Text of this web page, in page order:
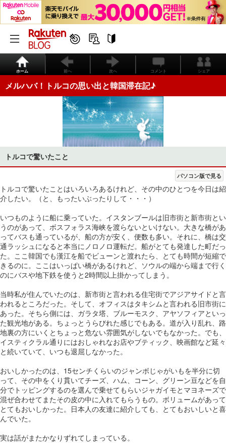
ホーム 前へ 次へ コメント シェア
メルハバ！トルコの思い出と韓国滞在記♪
トルコで驚いたこと
パソコン版で見る
トルコで驚いたことはいろいろあるけれど、その中のひとつを今日は紹
介したい。（と、もったいぶったりして・・・）
いつものように船に乗っていた。イスタンブールは旧市街と新市街とい
うのがあって、ボスフォラス海峡を渡らないといけない。大きな橋があ
ってバスも通っているが、船の方が安く、便数も多い。それに、橋は交
通ラッシュになると本当にノロノロ運転だ。船がとても発達した町だっ
た。ここ韓国でも漢江を船でビューンと渡れたら、とても時間が短縮で
きるのに。ここはいっぱい橋があるけれど、ソウルの端から端まで行く
のにバスや地下鉄を使うと2時間以上掛かってしまう。
当時私が住んでいたのは、新市街と言われる住宅街でアジアサイドと言
われるところだった。そして、オフィスはタキシムと言われる旧市街に
あった。そちら側には、ガラタ塔、ブルーモスク、アヤソフィアといっ
た観光地がある。ちょっとうらびれた感じでもある。道が入り乱れ、路
地裏の方にいくとちょっと危ない雰囲気がしないでもなかった。でも、
イスティクラル通りにはおしゃれなお店やブティック、映画館など延々
と続いていて、いつも退屈しなかった。
おいしかったのは、15センチくらいのジャンボじゃがいもを半分に切
って、その中をくり貫いてチーズ、ハム、コーン、グリーン豆などを自
分でトッピングするのを選んで乗せてもらいジャガイモとマヨネーズで
混ぜ合わせてまたその皮の中に入れてもらうもの。ボリュームがあって
とてもおいしかった。日本人の友達に紹介しても、とてもおいしいと喜
んでいた。
実は話がまたかなりずれてしまっている。